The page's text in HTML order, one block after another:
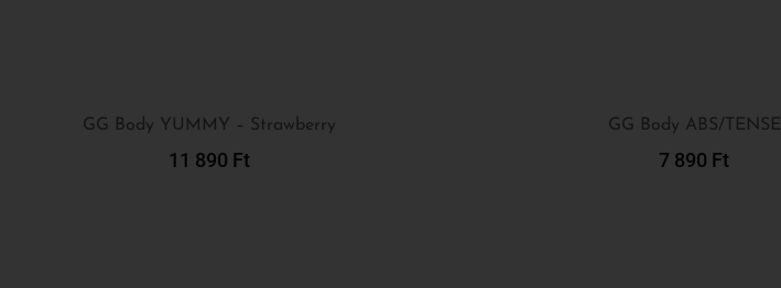
GG Body YUMMY – Strawberry
11 890 Ft
GG Body ABS/TENSE
7 890 Ft